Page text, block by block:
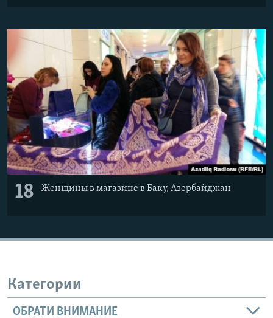
18 Женщины в магазине в Баку, Азербайджан
Категории
ОБРАТИ ВНИМАНИЕ